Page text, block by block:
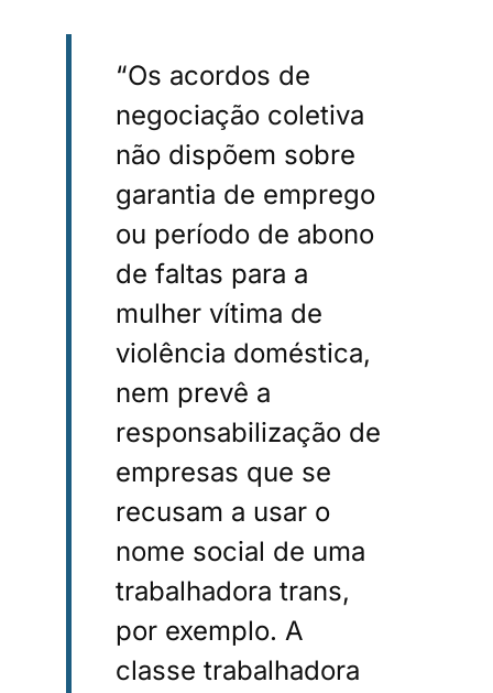
“Os acordos de
negociação coletiva
não dispõem sobre
garantia de emprego
ou período de abono
de faltas para a
mulher vítima de
violência doméstica,
nem prevê a
responsabilização de
empresas que se
recusam a usar o
nome social de uma
trabalhadora trans,
por exemplo. A
classe trabalhadora